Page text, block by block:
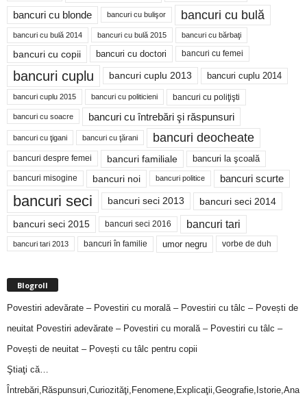
bancuri cu blonde bancuri cu bulişor bancuri cu bulă
bancuri cu bulă 2014 bancuri cu bulă 2015 bancuri cu bărbaţi
bancuri cu copii bancuri cu doctori bancuri cu femei
bancuri cuplu bancuri cuplu 2013 bancuri cuplu 2014
bancuri cuplu 2015 bancuri cu politicieni bancuri cu poliţişti
bancuri cu soacre bancuri cu întrebări şi răspunsuri
bancuri cu ţigani bancuri cu ţărani bancuri deocheate
bancuri despre femei bancuri familiale bancuri la şcoală
bancuri misogine bancuri noi bancuri politice bancuri scurte
bancuri seci bancuri seci 2013 bancuri seci 2014
bancuri seci 2015 bancuri seci 2016 bancuri tari
bancuri tari 2013 bancuri în familie umor negru vorbe de duh
Blogroll
Povestiri adevărate – Povestiri cu morală – Povestiri cu tâlc – Povești de
neuitat Povestiri adevărate – Povestiri cu morală – Povestiri cu tâlc –
Povești de neuitat – Povești cu tâlc pentru copii
Ştiaţi că…
Întrebări,Răspunsuri,Curiozităţi,Fenomene,Explicaţii,Geografie,Istorie,Ana